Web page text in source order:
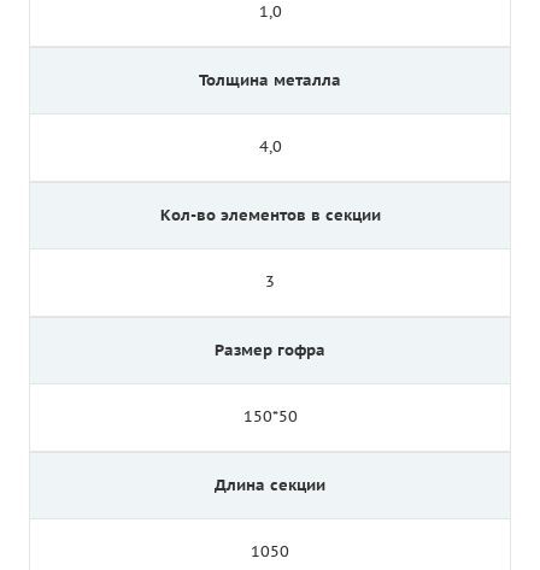
1,0
Толщина металла
4,0
Кол-во элементов в секции
3
Размер гофра
150*50
Длина секции
1050